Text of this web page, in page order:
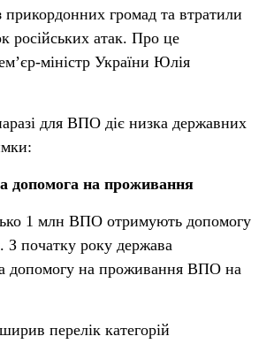
прикордонних громад та втратили
російських атак. Про це
міністр України Юлія
для ВПО діє низка державних
на проживання
1 млн ВПО отримують допомогу
З початку року держава
допомогу на проживання ВПО на
перелік категорій